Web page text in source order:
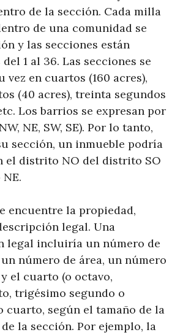
de la sección. Cada milla
de una comunidad se
y las secciones están
1 al 36. Las secciones se
vez en cuartos (160 acres),
(40 acres), treinta segundos
Los barrios se expresan por
NE, SW, SE). Por lo tanto,
sección, un inmueble podría
el distrito NO del distrito SO
encuentre la propiedad,
legal. Una
legal incluiría un número de
número de área, un número
el cuarto (o octavo,
trigésimo segundo o
cuarto, según el tamaño de la
la sección. Por ejemplo, la